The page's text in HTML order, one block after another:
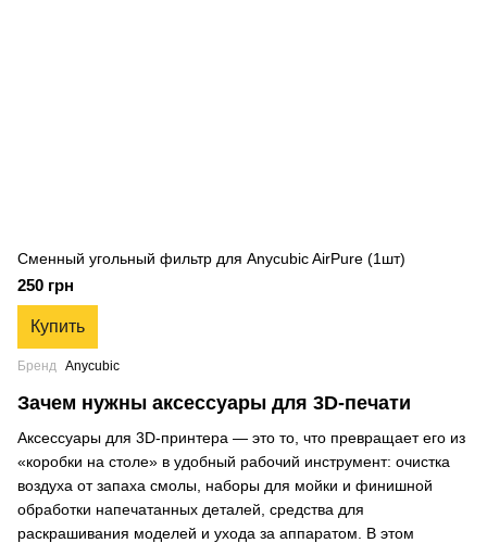
Сменный угольный фильтр для Anycubic AirPure (1шт)
250 грн
Купить
Бренд Anycubic
Зачем нужны аксессуары для 3D-печати
Аксессуары для 3D-принтера — это то, что превращает его из
«коробки на столе» в удобный рабочий инструмент: очистка
воздуха от запаха смолы, наборы для мойки и финишной
обработки напечатанных деталей, средства для
раскрашивания моделей и ухода за аппаратом. В этом